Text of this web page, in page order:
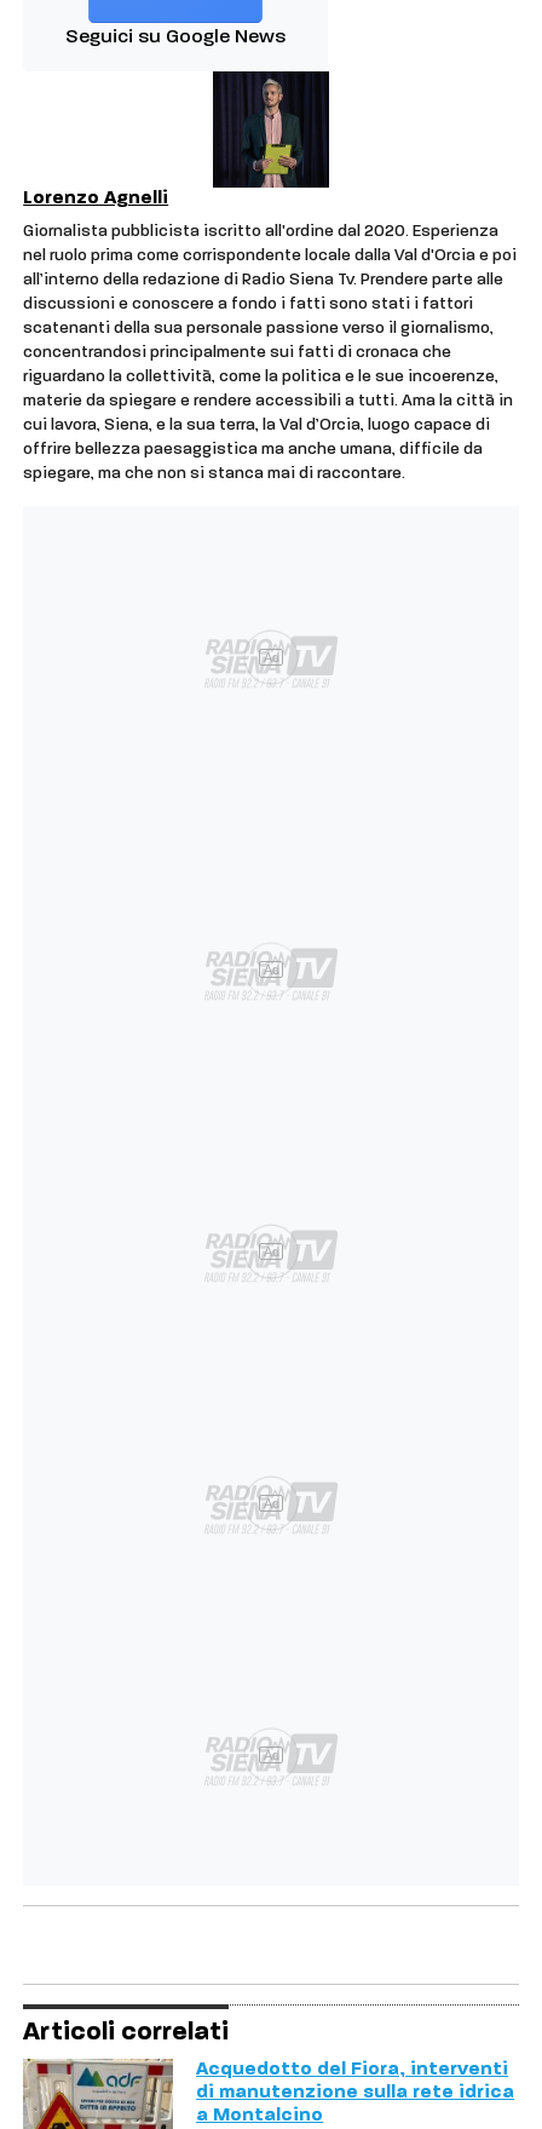
Seguici su Google News
Lorenzo Agnelli
Giornalista pubblicista iscritto all'ordine dal 2020. Esperienza
nel ruolo prima come corrispondente locale dalla Val d'Orcia e poi
all’interno della redazione di Radio Siena Tv. Prendere parte alle
discussioni e conoscere a fondo i fatti sono stati i fattori
scatenanti della sua personale passione verso il giornalismo,
concentrandosi principalmente sui fatti di cronaca che
riguardano la collettività, come la politica e le sue incoerenze,
materie da spiegare e rendere accessibili a tutti. Ama la città in
cui lavora, Siena, e la sua terra, la Val d’Orcia, luogo capace di
offrire bellezza paesaggistica ma anche umana, difficile da
spiegare, ma che non si stanca mai di raccontare.
Ad
Ad
Ad
Ad
Ad
Articoli correlati
Acquedotto del Fiora, interventi
di manutenzione sulla rete idrica
a Montalcino